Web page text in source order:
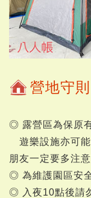
營地守則
◎ 露營區為保原
遊樂設施亦可能
朋友一定要多注意
◎ 為維護園區安
◎ 入夜10點後請